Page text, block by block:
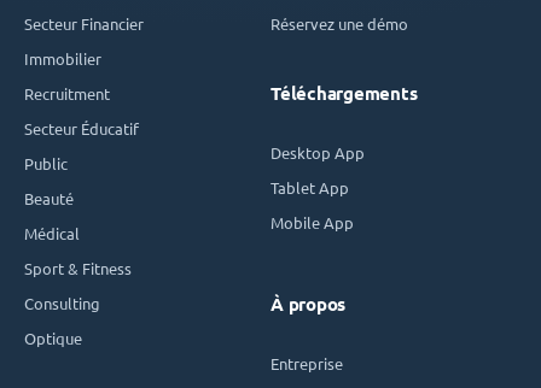
Secteur Financier
Immobilier
Recruitment
Secteur Éducatif
Public
Beauté
Médical
Sport & Fitness
Consulting
Optique
Réservez une démo
Téléchargements
Desktop App
Tablet App
Mobile App
À propos
Entreprise